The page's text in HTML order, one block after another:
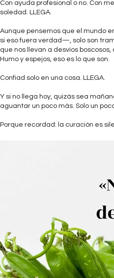
Con ayuda profesional o no. Con
soledad. LLEGA.
Aunque pensemos que el mundo
si eso fuera verdad—, solo son
que nos llevan a desvíos
Humo y espejos, eso es lo que son.
Confiad solo en una cosa. LLEGA.
Y si no llega hoy, quizás sea
aguantar un poco más. Solo un
Porque recordad: la curación es